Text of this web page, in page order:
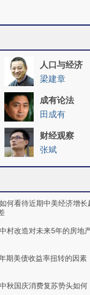
人口与经济
梁建章
成有论法
田成有
财经观察
张斌
如何看待近期中美经济增长
村改造对未来5年的房地
期美债收益率扭转的因素
中秋国庆消费复苏势头如何